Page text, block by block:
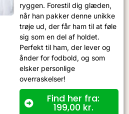
ryggen. Forestil dig glæden,
når han pakker denne unikke
trøje ud, der får ham til at føle
sig som en del af holdet.
Perfekt til ham, der lever og
ånder for fodbold, og som
elsker personlige
overraskelser!
Find her fra:
199,00 kr.